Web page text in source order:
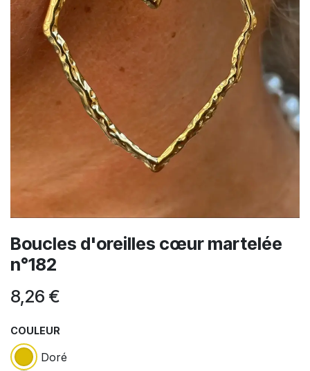
Boucles d'oreilles cœur martelée
n°182
8,26 €
COULEUR
Doré